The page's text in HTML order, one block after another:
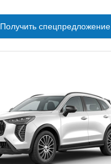
Получить спецпредложение